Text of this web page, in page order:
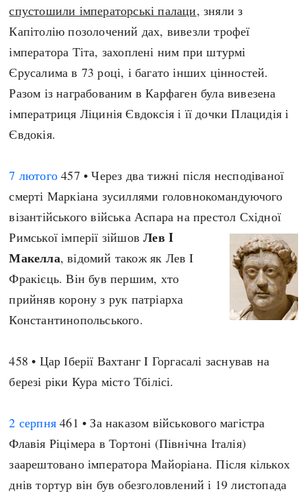
спустошили імператорські палаци, зняли з
Капітолію позолочений дах, вивезли трофеї
імператора Тіта, захоплені ним при штурмі
Єрусалима в 73 році, і багато інших цінностей.
Разом із награбованим в Карфаген була вивезена
імператриця Ліцинія Євдоксія і її дочки Плацидія і
Євдокія.
7 лютого 457 • Через два тижні після несподіваної
смерті Маркіана зусиллями головнокомандуючого
візантійського війська Аспара на престол Східної
Римської імперії зійшовЛев I
Макелла, відомий також як Лев I
Фракієць. Він був першим, хто
прийняв корону з рук патріарха
Константинопольського.
458 • Цар Іберії Вахтанг I Горгасалі заснував на
березі ріки Кура місто Тбілісі.
2 серпня 461 • За наказом військового магістра
Флавія Ріцімера в Тортоні (Північна Італія)
заарештовано імператора Майоріана. Після кількох
днів тортур він був обезголовлений і 19 листопада